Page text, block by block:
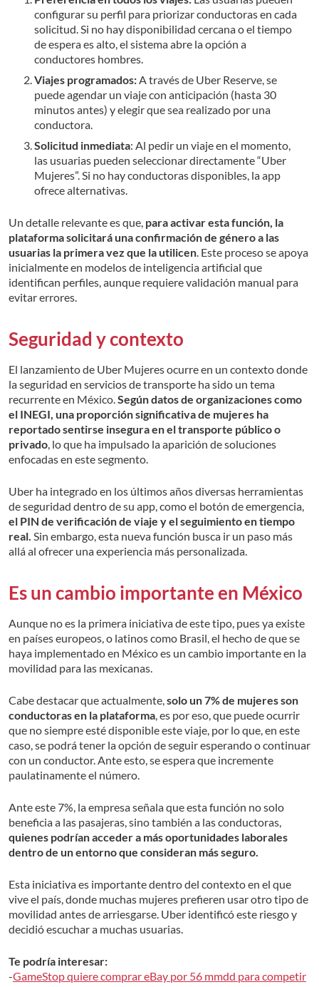
configurar su perfil para priorizar conductoras en cada
solicitud. Si no hay disponibilidad cercana o el tiempo
de espera es alto, el sistema abre la opción a
conductores hombres.
Viajes programados:A través de Uber Reserve, se
puede agendar un viaje con anticipación (hasta 30
minutos antes) y elegir que sea realizado por una
conductora.
Solicitud inmediata: Al pedir un viaje en el momento,
las usuarias pueden seleccionar directamente “Uber
Mujeres”. Si no hay conductoras disponibles, la app
ofrece alternativas.
Un detalle relevante es que, para activar esta función, la
plataforma solicitará una confirmación de género a las
usuarias la primera vez que la utilicen. Este proceso se apoya
inicialmente en modelos de inteligencia artificial que
identifican perfiles, aunque requiere validación manual para
evitar errores.
Seguridad y contexto
El lanzamiento de Uber Mujeres ocurre en un contexto donde
la seguridad en servicios de transporte ha sido un tema
recurrente en México.Según datos de organizaciones como
el INEGI, una proporción significativa de mujeres ha
reportado sentirse insegura en el transporte público o
privado, lo que ha impulsado la aparición de soluciones
enfocadas en este segmento.
Uber ha integrado en los últimos años diversas herramientas
de seguridad dentro de su app, como el botón de emergencia,
el PIN de verificación de viaje y el seguimiento en tiempo
real. Sin embargo, esta nueva función busca ir un paso más
allá al ofrecer una experiencia más personalizada.
Es un cambio importante en México
Aunque no es la primera iniciativa de este tipo, pues ya existe
en países europeos, o latinos como Brasil, el hecho de que se
haya implementado en México es un cambio importante en la
movilidad para las mexicanas.
Cabe destacar que actualmente,solo un 7% de mujeres son
conductoras en la plataforma, es por eso, que puede ocurrir
que no siempre esté disponible este viaje, por lo que, en este
caso, se podrá tener la opción de seguir esperando o continuar
con un conductor. Ante esto, se espera que incremente
paulatinamente el número.
Ante este 7%, la empresa señala que esta función no solo
beneficia a las pasajeras, sino también a las conductoras,
quienes podrían acceder a más oportunidades laborales
dentro de un entorno que consideran más seguro.
Esta iniciativa es importante dentro del contexto en el que
vive el país, donde muchas mujeres prefieren usar otro tipo de
movilidad antes de arriesgarse. Uber identificó este riesgo y
decidió escuchar a muchas usuarias.
Te podría interesar:
-GameStop quiere comprar eBay por 56 mmdd para competir